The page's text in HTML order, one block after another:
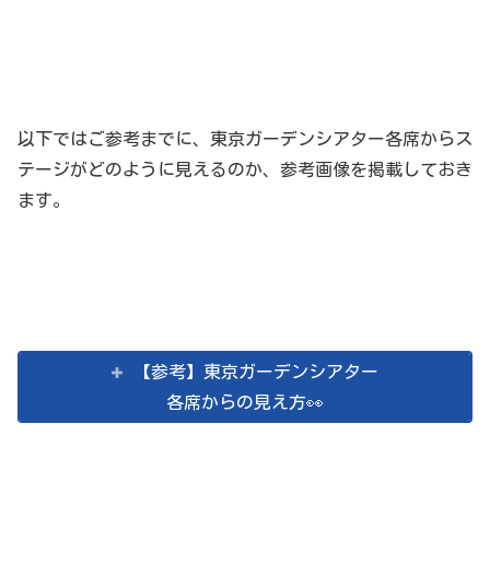
以下ではご参考までに、東京ガーデンシアター各席からス
テージがどのように見えるのか、参考画像を掲載しておき
ます。
【参考】東京ガーデンシアター
各席からの見え方👀